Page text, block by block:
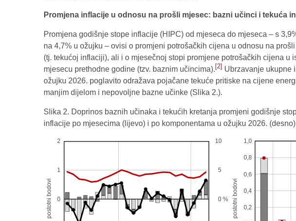
Promjena inflacije u odnosu na prošli mjesec: bazni učinci i tekuća
Promjena godišnje stope inflacije (HIPC) od mjeseca do mjeseca – s
na 4,7% u ožujku – ovisi o promjeni potrošačkih cijena u odnosu na
(tj. tekućoj inflaciji), ali i o mjesečnoj stopi promjene potrošačkih cijena u
mjesecu prethodne godine (tzv. baznim učincima). [2] Ubrzavanje ukupne
ožujku 2026. poglavito odražava pojačane tekuće pritiske na cijene
manjim dijelom i nepovoljne bazne učinke (Slika 2.).
Slika 2. Doprinos baznih učinaka i tekućih kretanja promjeni godišnje
inflacije po mjesecima (lijevo) i po komponentama u ožujku 2026. (desno)